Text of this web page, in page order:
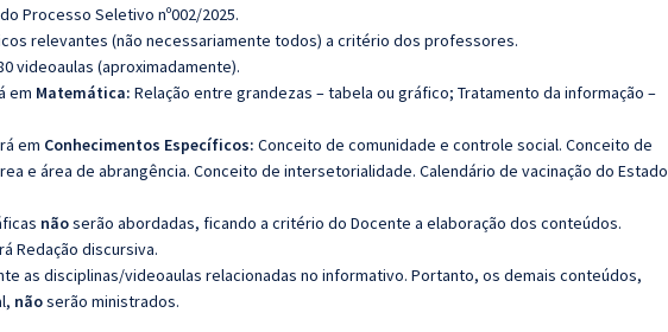
Processo Seletivo nº002/2025.
relevantes (não necessariamente todos) a critério dos professores.
videoaulas (aproximadamente).
em Matemática: Relação entre grandezas – tabela ou gráfico; Tratamento da informação –
em Conhecimentos Específicos: Conceito de comunidade e controle social. Conceito de
e área de abrangência. Conceito de intersetorialidade. Calendário de vacinação do Estado
nãoserão abordadas, ficando a critério do Docente a elaboração dos conteúdos.
Redação discursiva.
as disciplinas/videoaulas relacionadas no informativo. Portanto, os demais conteúdos,
nãoserão ministrados.